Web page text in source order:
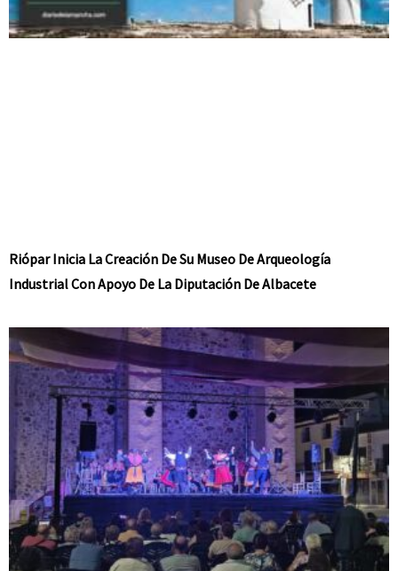
Riópar Inicia La Creación De Su Museo De Arqueología
Industrial Con Apoyo De La Diputación De Albacete